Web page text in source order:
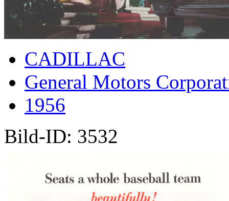
CADILLAC
General Motors
1956
Bild-ID: 3532